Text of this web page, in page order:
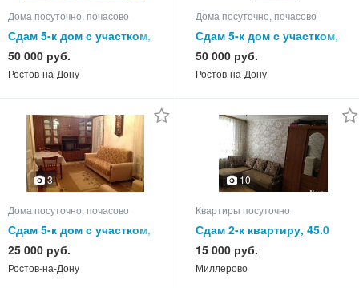
Дома посуточно, почасово
Сдам 5-к дом с участком,
90.0 кв.м, этажей 1
50 000 руб.
Ростов-на-Дону
Дома посуточно, почасово
Сдам 5-к дом с участком,
140.0 кв.м, этажей 2
50 000 руб.
Ростов-на-Дону
3
Дома посуточно, почасово
Сдам 5-к дом с участком,
85.0 кв.м, этажей 1
25 000 руб.
Ростов-на-Дону
10
Квартиры посуточно
Сдам 2-к квартиру, 45.0
кв.м, этаж 1 из 5
15 000 руб.
Миллерово